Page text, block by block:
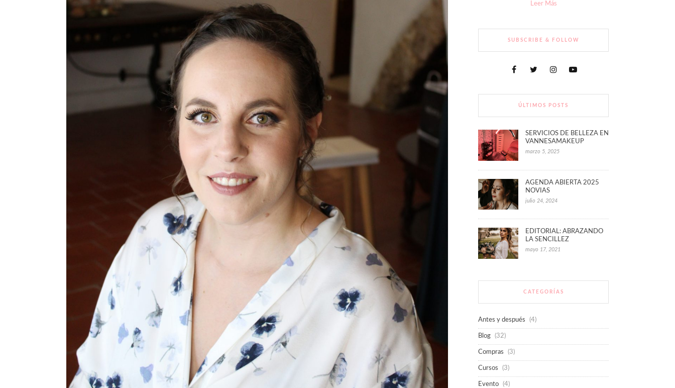
Leer Más
SUBSCRIBE & FOLLOW
ÚLTIMOS POSTS
SERVICIOS DE BELLEZA EN
VANNESAMAKEUP
marzo 5, 2025
AGENDA ABIERTA 2025
NOVIAS
julio 24, 2024
EDITORIAL: ABRAZANDO
LA SENCILLEZ
mayo 17, 2021
CATEGORÍAS
Antes y después (4)
Blog (32)
Compras (3)
Cursos (3)
Evento (4)